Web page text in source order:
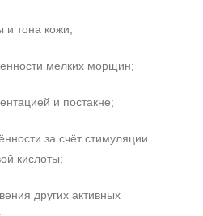
и тона кожи;
мелких морщин;
и постакне;
за счёт стимуляции
кислоты;
других активных